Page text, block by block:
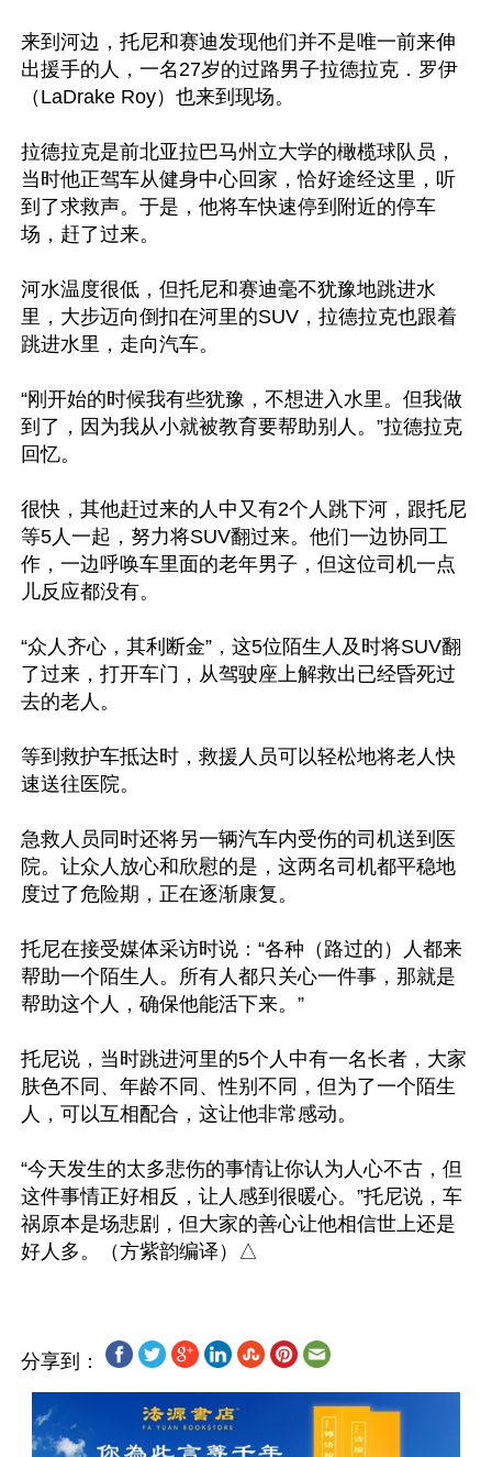
来到河边，托尼和赛迪发现他们并不是唯一前来伸
出援手的人，一名27岁的过路男子拉德拉克．罗伊
（LaDrake Roy）也来到现场。
拉德拉克是前北亚拉巴马州立大学的橄榄球队员，
当时他正驾车从健身中心回家，恰好途经这里，听
到了求救声。于是，他将车快速停到附近的停车
场，赶了过来。
河水温度很低，但托尼和赛迪毫不犹豫地跳进水
里，大步迈向倒扣在河里的SUV，拉德拉克也跟着
跳进水里，走向汽车。
“刚开始的时候我有些犹豫，不想进入水里。但我做
到了，因为我从小就被教育要帮助别人。”拉德拉克
回忆。
很快，其他赶过来的人中又有2个人跳下河，跟托尼
等5人一起，努力将SUV翻过来。他们一边协同工
作，一边呼唤车里面的老年男子，但这位司机一点
儿反应都没有。
“众人齐心，其利断金”，这5位陌生人及时将SUV翻
了过来，打开车门，从驾驶座上解救出已经昏死过
去的老人。
等到救护车抵达时，救援人员可以轻松地将老人快
速送往医院。
急救人员同时还将另一辆汽车内受伤的司机送到医
院。让众人放心和欣慰的是，这两名司机都平稳地
度过了危险期，正在逐渐康复。
托尼在接受媒体采访时说：“各种（路过的）人都来
帮助一个陌生人。所有人都只关心一件事，那就是
帮助这个人，确保他能活下来。”
托尼说，当时跳进河里的5个人中有一名长者，大家
肤色不同、年龄不同、性别不同，但为了一个陌生
人，可以互相配合，这让他非常感动。
“今天发生的太多悲伤的事情让你认为人心不古，但
这件事情正好相反，让人感到很暖心。”托尼说，车
祸原本是场悲剧，但大家的善心让他相信世上还是
分享到：